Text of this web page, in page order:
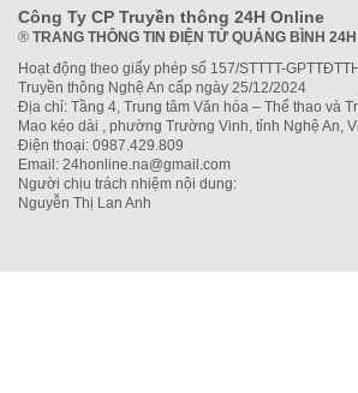
Công Ty CP Truyền thông 24H Online
® TRANG THÔNG TIN ĐIỆN TỬ QUẢNG BÌNH 24H
Hoạt động theo giấy phép số 157/STTTT-
Truyền thông Nghệ An cấp ngày 25/12/2024
Địa chỉ: Tầng 4, Trung tâm Văn hóa – Thể thao và
Mao kéo dài , phường Trường Vinh, tỉnh Nghệ An,
Điện thoại: 0987.429.809
Email: 24honline.na@gmail.com
Người chịu trách nhiệm nội dung:
Nguyễn Thị Lan Anh